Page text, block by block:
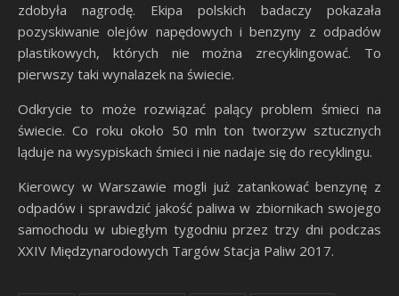
zdobyła nagrodę. Ekipa polskich badaczy pokazała
pozyskiwanie olejów napędowych i benzyny z odpadów
plastikowych, których nie można zrecyklingować. To
pierwszy taki wynalazek na świecie.
Odkrycie to może rozwiązać palący problem śmieci na
świecie. Co roku około 50 mln ton tworzyw sztucznych
ląduje na wysypiskach śmieci i nie nadaje się do recyklingu.
Kierowcy w Warszawie mogli już zatankować benzynę z
odpadów i sprawdzić jakość paliwa w zbiornikach swojego
samochodu w ubiegłym tygodniu przez trzy dni podczas
XXIV Międzynarodowych Targów Stacja Paliw 2017.